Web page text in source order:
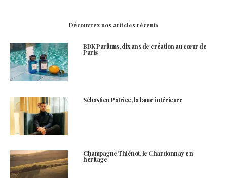
Découvrez nos articles récents
BDK Parfums, dix ans de création au cœur de
Paris
Sébastien Patrice, la lame intérieure
Champagne Thiénot, le Chardonnay en
héritage